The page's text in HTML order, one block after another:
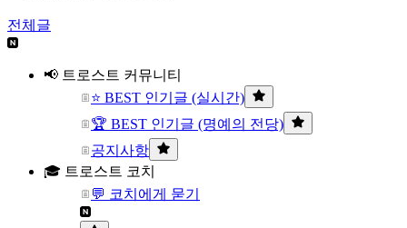
전체글
📢 트로스트 커뮤니티
⭐ BEST 인기글 (실시간)
🏆 BEST 인기글 (명예의 전당)
공지사항
🎓 트로스트 코치
💬 코치에게 묻기